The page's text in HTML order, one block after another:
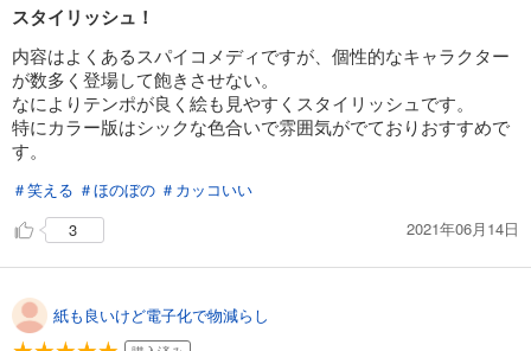
スタイリッシュ！
内容はよくあるスパイコメディですが、個性的なキャラクター
が数多く登場して飽きさせない。
なによりテンポが良く絵も見やすくスタイリッシュです。
特にカラー版はシックな色合いで雰囲気がでておりおすすめで
す。
＃笑える ＃ほのぼの ＃カッコいい
3
2021年06月14日
紙も良いけど電子化で物減らし